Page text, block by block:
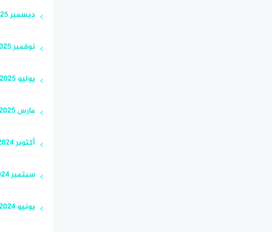
ديسمبر 2025
نوفمبر 2025
يوليو 2025
مارس 2025
أكتوبر 2024
سبتمبر 2024
يونيو 2024